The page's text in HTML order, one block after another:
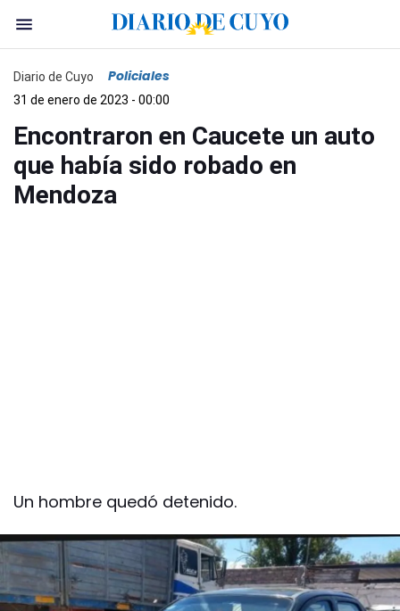
Diario de Cuyo Policiales
31 de enero de 2023 - 00:00
Encontraron en Caucete un auto
que había sido robado en
Mendoza
Un hombre quedó detenido.